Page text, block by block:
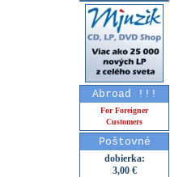
Abroad !!!
For Foreigner
Customers
Poštovné
dobierka:
3,00 €